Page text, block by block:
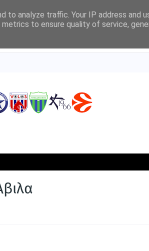
to analyze traffic. Your IP address and
to ensure quality of service,